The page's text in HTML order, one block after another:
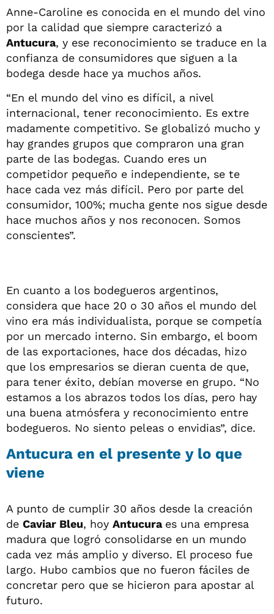
Anne-Caroline es conocida en el mundo del vino
por la calidad que siempre caracterizó a
Antucura, y ese reconocimiento se traduce en la
confianza de consumidores que siguen a la
bodega desde hace ya muchos años.
“En el mundo del vino es difícil, a nivel
internacional, tener reconocimiento. Es extre
madamente competitivo. Se globalizó mucho y
hay grandes grupos que compraron una gran
parte de las bodegas. Cuando eres un
competidor pequeño e independiente, se te
hace cada vez más difícil. Pero por parte del
consumidor, 100%; mucha gente nos sigue desde
hace muchos años y nos reconocen. Somos
conscientes”.
En cuanto a los bodegueros argentinos,
considera que hace 20 o 30 años el mundo del
vino era más individualista, porque se competía
por un mercado interno. Sin embargo, el boom
de las exportaciones, hace dos décadas, hizo
que los empresarios se dieran cuenta de que,
para tener éxito, debían moverse en grupo. “No
estamos a los abrazos todos los días, pero hay
una buena atmósfera y reconocimiento entre
bodegueros. No siento peleas o envidias”, dice.
Antucura en el presente y lo que
viene
A punto de cumplir 30 años desde la creación
de Caviar Bleu, hoy Antucura es una empresa
madura que logró consolidarse en un mundo
cada vez más amplio y diverso. El proceso fue
largo. Hubo cambios que no fueron fáciles de
concretar pero que se hicieron para apostar al
futuro.